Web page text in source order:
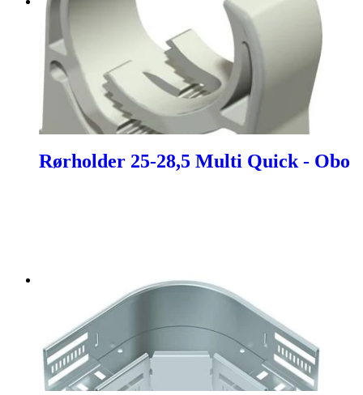
Rørholder 25-28,5 Multi Quick - Obo